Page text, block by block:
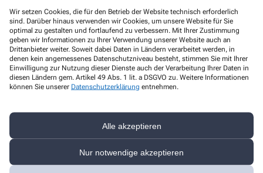
Wir setzen Cookies, die für den Betrieb der Website technisch erforderlich
sind. Darüber hinaus verwenden wir Cookies, um unsere Website für Sie
optimal zu gestalten und fortlaufend zu verbessern. Mit Ihrer Zustimmung
geben wir Informationen zu Ihrer Verwendung unserer Website auch an
Drittanbieter weiter. Soweit dabei Daten in Ländern verarbeitet werden, in
denen kein angemessenes Datenschutzniveau besteht, stimmen Sie mit Ihrer
Einwilligung zur Nutzung dieser Dienste auch der Verarbeitung Ihrer Daten in
diesen Ländern gem. Artikel 49 Abs. 1 lit. a DSGVO zu. Weitere Informationen
können Sie unserer Datenschutzerklärung entnehmen.
Alle akzeptieren
Nur notwendige akzeptieren